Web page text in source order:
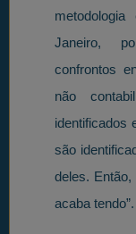
Janeiro,
confrontos
não
identificados
são
deles.
acaba tendo”.